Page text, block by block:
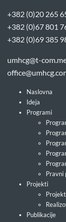
+382 (0)20 265
+382 (0)67 801
+382 (0)69 385
umhcg@t-
Naslovna
Ideja
Programi
Pravni
Projekti
Publikacije